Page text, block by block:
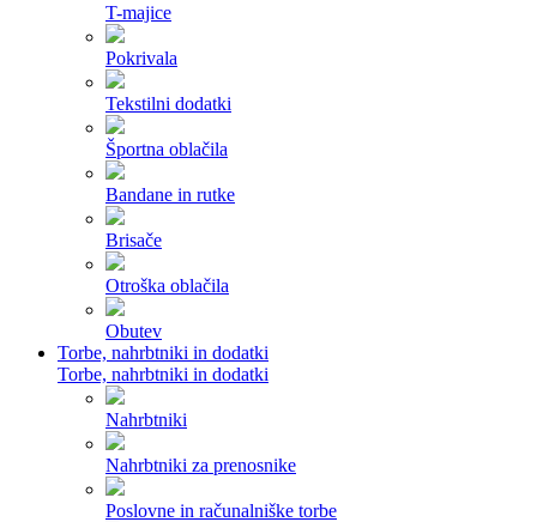
T-majice
Pokrivala
Tekstilni dodatki
Športna oblačila
Bandane in rutke
Brisače
Otroška oblačila
Obutev
Torbe, nahrbtniki in dodatki
Torbe, nahrbtniki in dodatki
Nahrbtniki
Nahrbtniki za prenosnike
Poslovne in računalniške torbe